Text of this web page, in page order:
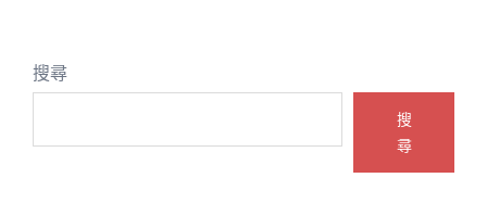
搜尋
搜
尋